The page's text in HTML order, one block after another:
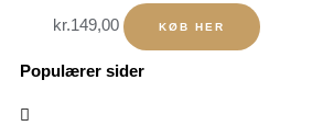
kr.149,00 KØB HER
Populærer sider
Menu